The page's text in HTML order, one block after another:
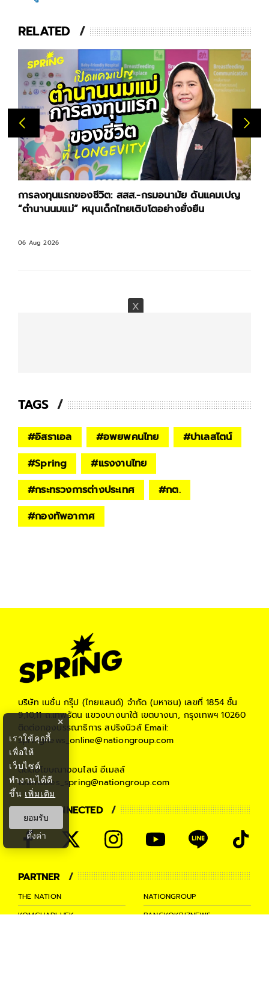
RELATED
การลงทุนแรกของชีวิต: สสส.-กรมอนามัย ดันแคมเปญ
“ตำนานนมแม่” หนุนเด็กไทยเติบโตอย่างยั่งยืน
06 Aug 2026
TAGS
#อิสราเอล #อพยพคนไทย #ปาเลสไตน์
#Spring #แรงงานไทย
#กระทรวงการต่างประเทศ #กต.
#กองทัพอากาศ
บริษัท เนชั่น กรุ๊ป (ไทยแลนด์) จำกัด (มหาชน) เลขที่ 1854 ชั้น
9,10,11 ถ.เทพรัตน แขวงบางนาใต้ เขตบางนา, กรุงเทพฯ 10260
ติดต่อกองบรรณาธิการ สปริงนิวส์Email:
springnews_online@nationgroup.com
ติดต่อโฆษณาออนไลน์ อีเมลล์
teamsales_spring@nationgroup.com
STAY CONNECTED
PARTNER
THE NATION
NATIONGROUP
KOMCHADLUEK
BANGKOKBIZNEWS
×
เราใช้คุกกี้
เพื่อให้
เว็บไซต์
ทำงานได้ดี
ขึ้น เพิ่มเติม
ยอมรับ
ตั้งค่า